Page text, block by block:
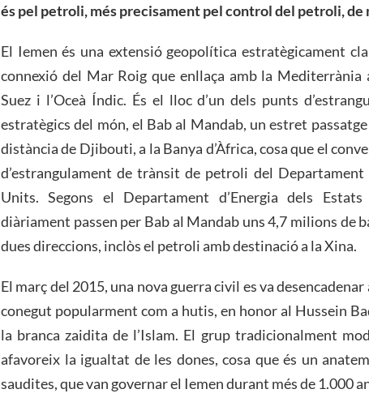
és pel petroli, més precisament pel control del petroli,
El Iemen és una extensió geopolítica estratègicament
connexió del Mar Roig que enllaça amb la Mediterrània
Suez i l’Oceà Índic. És el lloc d’un dels punts
estratègics del món, el Bab al Mandab, un estret
distància de Djibouti, a la Banya d’Àfrica, cosa que el
d’estrangulament de trànsit de petroli del Departament
Units. Segons el Departament d’Energia dels
diàriament passen per Bab al Mandab uns 4,7 milions de
dues direccions, inclòs el petroli amb destinació a la Xina.
El març del 2015, una nova guerra civil es va
conegut popularment com a hutis, en honor al Hussein
la branca zaidita de l’Islam. El grup tradicionalment
afavoreix la igualtat de les dones, cosa que és un
saudites, que van governar el Iemen durant més de 1.000